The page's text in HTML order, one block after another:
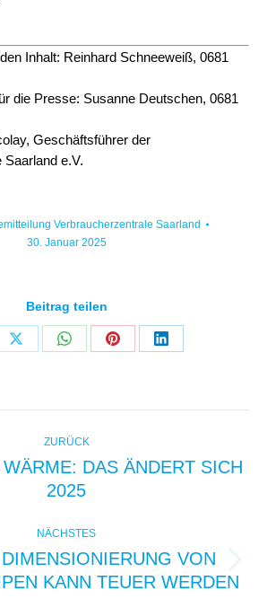
Inhalt: Reinhard Schneeweiß, 0681
die Presse: Susanne Deutschen, 0681
Geschäftsführer der
Saarland e.V.
Verbraucherzentrale Saarland
30. Januar 2025
Beitrag teilen
Share
Share
Share
Share
ZURÜCK
Vorheriger
Beitrag:
DAS ÄNDERT SICH
2025
NÄCHSTES
Nächster
Beitrag:
VON
KANN TEUER WERDEN